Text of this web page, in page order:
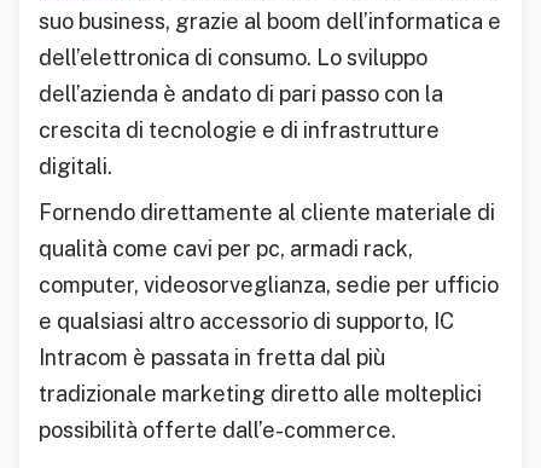
suo business, grazie al boom dell’informatica e
dell’elettronica di consumo. Lo sviluppo
dell’azienda è andato di pari passo con la
crescita di tecnologie e di infrastrutture
digitali.
Fornendo direttamente al cliente materiale di
qualità come cavi per pc, armadi rack,
computer, videosorveglianza, sedie per ufficio
e qualsiasi altro accessorio di supporto, IC
Intracom è passata in fretta dal più
tradizionale marketing diretto alle molteplici
possibilità offerte dall’e-commerce.